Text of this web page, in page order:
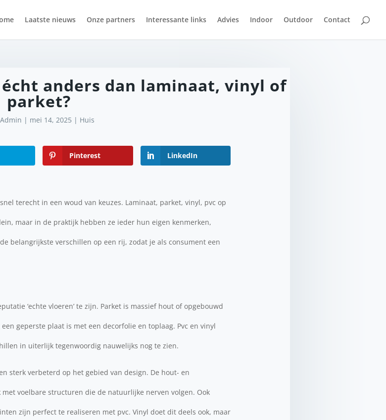
Laatste nieuws Onze partners Interessante links Advies Indoor Outdoor Contact
anders dan laminaat, vinyl of
parket?
Admin | mei 14, 2025 | Huis
Pinterest LinkedIn
terecht in een woud van keuzes. Laminaat, parket, vinyl, pvc op
maar in de praktijk hebben ze ieder hun eigen kenmerken,
belangrijkste verschillen op een rij, zodat je als consument een
‘echte vloeren’ te zijn. Parket is massief hout of opgebouwd
geperste plaat is met een decorfolie en toplaag. Pvc en vinyl
in uiterlijk tegenwoordig nauwelijks nog te zien.
sterk verbeterd op het gebied van design. De hout- en
voelbare structuren die de natuurlijke nerven volgen. Ook
zijn perfect te realiseren met pvc. Vinyl doet dit deels ook, maar